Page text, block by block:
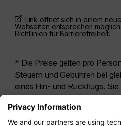
Link öffnet sich in einem
Webseiten entsprechen
Richtlinien für Barrierefreiheit.
* Die Preise gelten pro
Steuern und Gebühren bei
eines Hin- und Rückflugs.
letzten 24 Stunden verfügbar
möglicherweise nicht mehr
Economy Class